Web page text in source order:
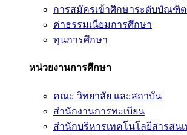
การสมัครเข้าศึกษาระดับบัณฑิ
ค่าธรรมเนียมการศึกษา
ทุนการศึกษา
หน่วยงานการศึกษา
คณะ วิทยาลัย และสถาบัน
สำนักงานการทะเบียน
สำนักบริหารเทคโนโลยีสารสน